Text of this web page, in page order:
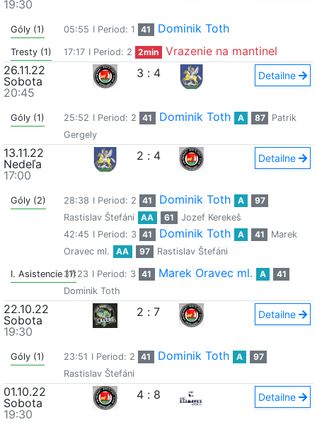
19:30
Góly (1) 05:55 I Period: 1 41 Dominik Toth
Tresty (1) 17:17 I Period: 2 2min
Vrazenie na mantinel
26.11.22
Sobota
20:45
3 : 4 Detailne
Góly (1) 25:52 I Period: 2 41 Dominik Toth A 87
Patrik
Gergely
13.11.22
Nedeľa
17:00
2 : 4 Detailne
Góly (2) 28:38 I Period: 2 41 Dominik Toth A
97
Rastislav Štefáni
AA 61
Jozef Kerekeš
42:45 I Period: 3 41 Dominik Toth A 41
Marek
Oravec ml.
AA 97 Rastislav Štefáni
I. Asistencie (1)37:23 I Period: 3 41 Marek Oravec ml. A
41
Dominik Toth
22.10.22
Sobota
19:30
2 : 7 Detailne
Góly (1) 23:51 I Period: 2 41 Dominik Toth A
97
Rastislav Štefáni
01.10.22
Sobota
19:30
4 : 8 Detailne